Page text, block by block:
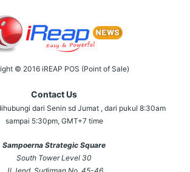
© 2016 iREAP POS (Point of Sale)
Contact Us
dari Senin sd Jumat , dari pukul 8:30am
sampai 5:30pm, GMT+7 time
Sampoerna Strategic Square
South Tower Level 30